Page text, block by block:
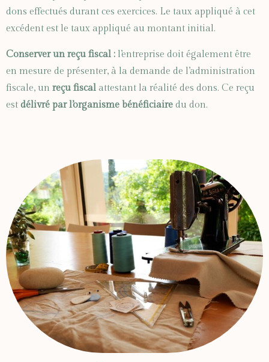
dons effectués durant ces exercices. Le taux appliqué à cet
excédent est le taux appliqué au montant initial.
Conserver un reçu fiscal : l’entreprise doit également être
en mesure de présenter, à la demande de l’administration
fiscale, un reçu fiscal attestant la réalité des dons. Ce reçu
est délivré par l’organisme bénéficiaire du don.